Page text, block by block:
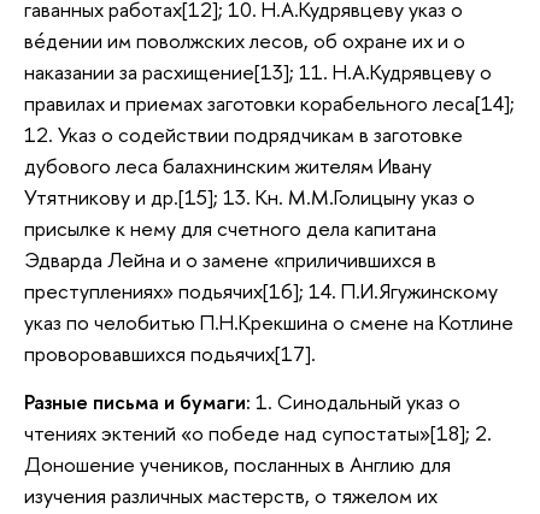
гаванных работах[12]; 10. Н.А.Кудрявцеву указ о
вéдении им поволжских лесов, об охране их и о
наказании за расхищение[13]; 11. Н.А.Кудрявцеву о
правилах и приемах заготовки корабельного леса[14];
12. Указ о содействии подрядчикам в заготовке
дубового леса балахнинским жителям Ивану
Утятникову и др.[15]; 13. Кн. М.М.Голицыну указ о
присылке к нему для счетного дела капитана
Эдварда Лейна и о замене «приличившихся в
преступлениях» подьячих[16]; 14. П.И.Ягужинскому
указ по челобитью П.Н.Крекшина о смене на Котлине
проворовавшихся подьячих[17].
Разные письма и бумаги: 1. Синодальный указ о
чтениях эктений «о победе над супостаты»[18]; 2.
Доношение учеников, посланных в Англию для
изучения различных мастерств, о тяжелом их